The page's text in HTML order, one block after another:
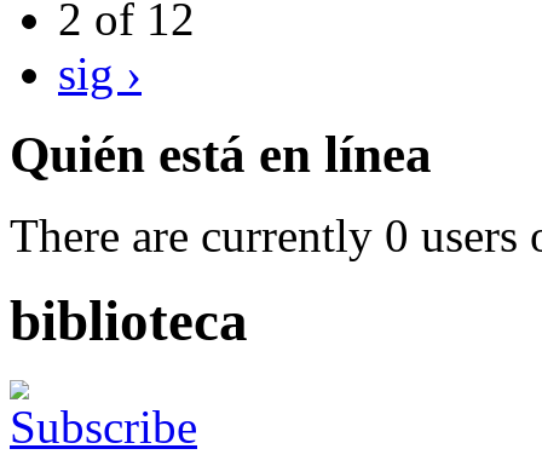
2 of 12
sig ›
Quién está en línea
There are currently 0 users
biblioteca